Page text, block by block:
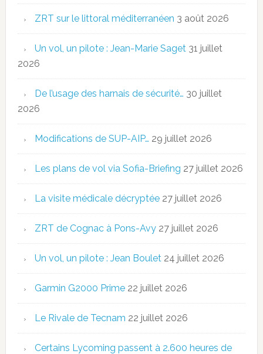
ZRT sur le littoral méditerranéen 3 août 2026
Un vol, un pilote : Jean-Marie Saget 31 juillet
2026
De l’usage des harnais de sécurité… 30 juillet
2026
Modifications de SUP-AIP… 29 juillet 2026
Les plans de vol via Sofia-Briefing 27 juillet 2026
La visite médicale décryptée 27 juillet 2026
ZRT de Cognac à Pons-Avy 27 juillet 2026
Un vol, un pilote : Jean Boulet 24 juillet 2026
Garmin G2000 Prime 22 juillet 2026
Le Rivale de Tecnam 22 juillet 2026
Certains Lycoming passent à 2.600 heures de